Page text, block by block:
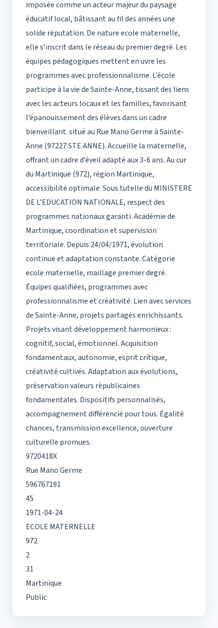
imposée comme un acteur majeur du paysage
éducatif local, bâtissant au fil des années une
solide réputation. De nature ecole maternelle,
elle s’inscrit dans le réseau du premier degré. Les
équipes pédagogiques mettent en uvre les
programmes avec professionnalisme. L’école
participe à la vie de Sainte-Anne, tissant des liens
avec les acteurs locaux et les familles, favorisant
l’épanouissement des élèves dans un cadre
bienveillant. situé au Rue Mano Germe à Sainte-
Anne (97227 STE ANNE). Accueille la maternelle,
offrant un cadre d’éveil adapté aux 3-6 ans. Au cur
du Martinique (972), région Martinique,
accessibilité optimale. Sous tutelle du MINISTERE
DE L’EDUCATION NATIONALE, respect des
programmes nationaux garanti. Académie de
Martinique, coordination et supervision
territoriale. Depuis 24/04/1971, évolution
continue et adaptation constante. Catégorie
ecole maternelle, maillage premier degré.
Équipes qualifiées, programmes avec
professionnalisme et créativité. Lien avec services
de Sainte-Anne, projets partagés enrichissants.
Projets visant développement harmonieux :
cognitif, social, émotionnel. Acquisition
fondamentaux, autonomie, esprit critique,
créativité cultivés. Adaptation aux évolutions,
préservation valeurs républicaines
fondamentales. Dispositifs personnalisés,
accompagnement différencié pour tous. Égalité
chances, transmission excellence, ouverture
culturelle promues.
9720418X
Rue Mano Germe
596767191
45
1971-04-24
ECOLE MATERNELLE
972
2
31
Martinique
Public